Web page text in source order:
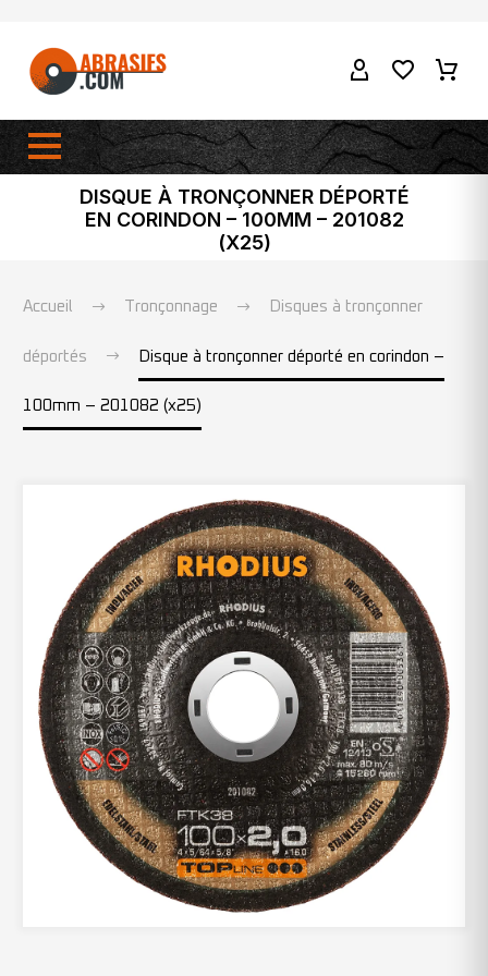
DISQUE À TRONÇONNER DÉPORTÉ
EN CORINDON – 100MM – 201082
(X25)
Accueil Tronçonnage Disques à tronçonner
déportés Disque à tronçonner déporté en corindon –
100mm – 201082 (x25)